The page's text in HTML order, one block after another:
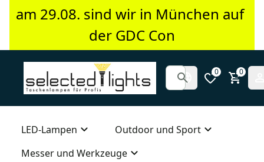
am 29.08. sind wir in München auf
der GDC Con
0 0
LED-Lampen
Outdoor und Sport
Messer und Werkzeuge